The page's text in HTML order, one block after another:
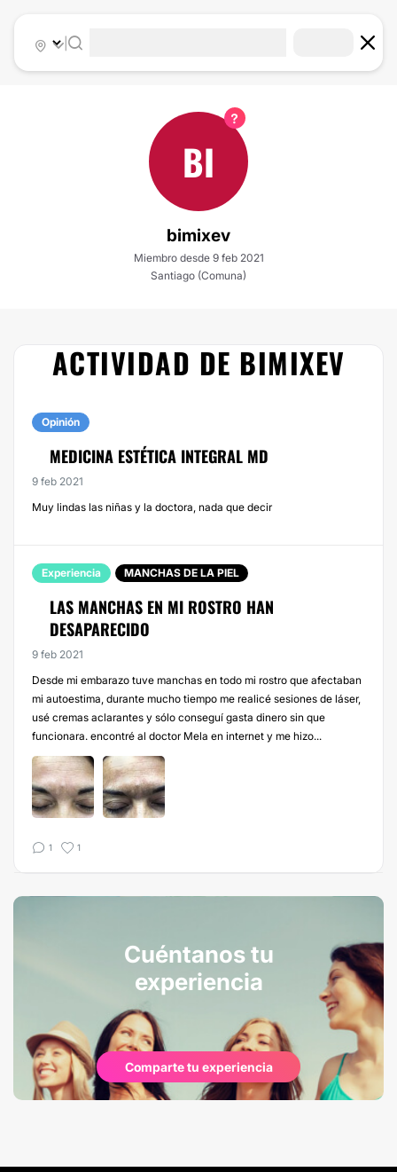
|
BI
bimixev
Miembro desde 9 feb 2021
Santiago (Comuna)
ACTIVIDAD DE BIMIXEV
Opinión
MEDICINA ESTÉTICA INTEGRAL MD
9 feb 2021
Muy lindas las niñas y la doctora, nada que decir
Experiencia MANCHAS DE LA PIEL
LAS MANCHAS EN MI ROSTRO HAN
DESAPARECIDO
9 feb 2021
Desde mi embarazo tuve manchas en todo mi rostro que afectaban
mi autoestima, durante mucho tiempo me realicé sesiones de láser,
usé cremas aclarantes y sólo conseguí gasta dinero sin que
funcionara. encontré al doctor Mela en internet y me hizo...
1 1
Cuéntanos tu
experiencia
Comparte tu experiencia